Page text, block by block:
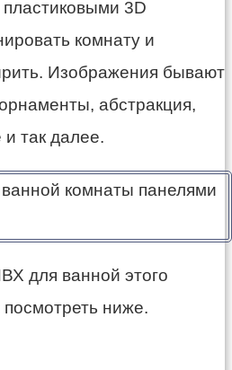
3D
комнату и
Изображения бывают
абстракция,
так далее.
для ванной этого
ниже.